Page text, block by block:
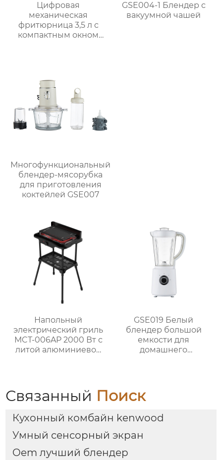
Цифровая
механическая
фритюрница 3,5 л с
компактным окном
GSE004-1 Блендер с
вакуумной чашей
Многофункциональный
блендер-мясорубка
для приготовления
коктейлей GSE007
Напольный
электрический гриль
MCT-006AP 2000 Вт с
литой алюминиевой
GSE019 Белый
блендер большой
емкости для
домашнего
Связанный Поиск
Кухонный комбайн kenwood
Умный сенсорный экран
Oem лучший блендер